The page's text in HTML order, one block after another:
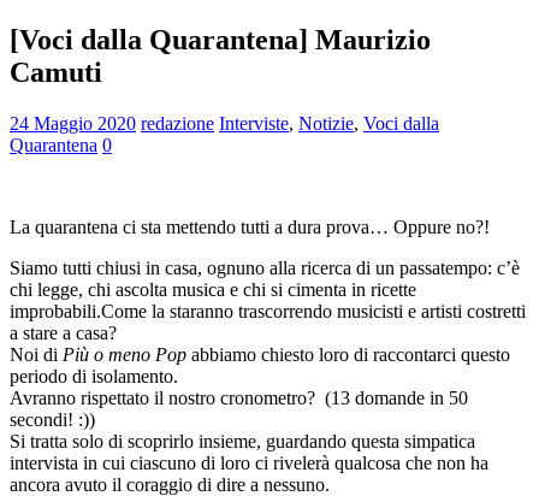
[Voci dalla Quarantena] Maurizio
Camuti
24 Maggio 2020 redazione Interviste, Notizie, Voci dalla
Quarantena 0
La quarantena ci sta mettendo tutti a dura prova… Oppure no?!
Siamo tutti chiusi in casa, ognuno alla ricerca di un passatempo: c’è
chi legge, chi ascolta musica e chi si cimenta in ricette
improbabili.Come la staranno trascorrendo musicisti e artisti costretti
a stare a casa?
Noi di Più o meno Pop abbiamo chiesto loro di raccontarci questo
periodo di isolamento.
Avranno rispettato il nostro cronometro? (13 domande in 50
secondi! :))
Si tratta solo di scoprirlo insieme, guardando questa simpatica
intervista in cui ciascuno di loro ci rivelerà qualcosa che non ha
ancora avuto il coraggio di dire a nessuno.